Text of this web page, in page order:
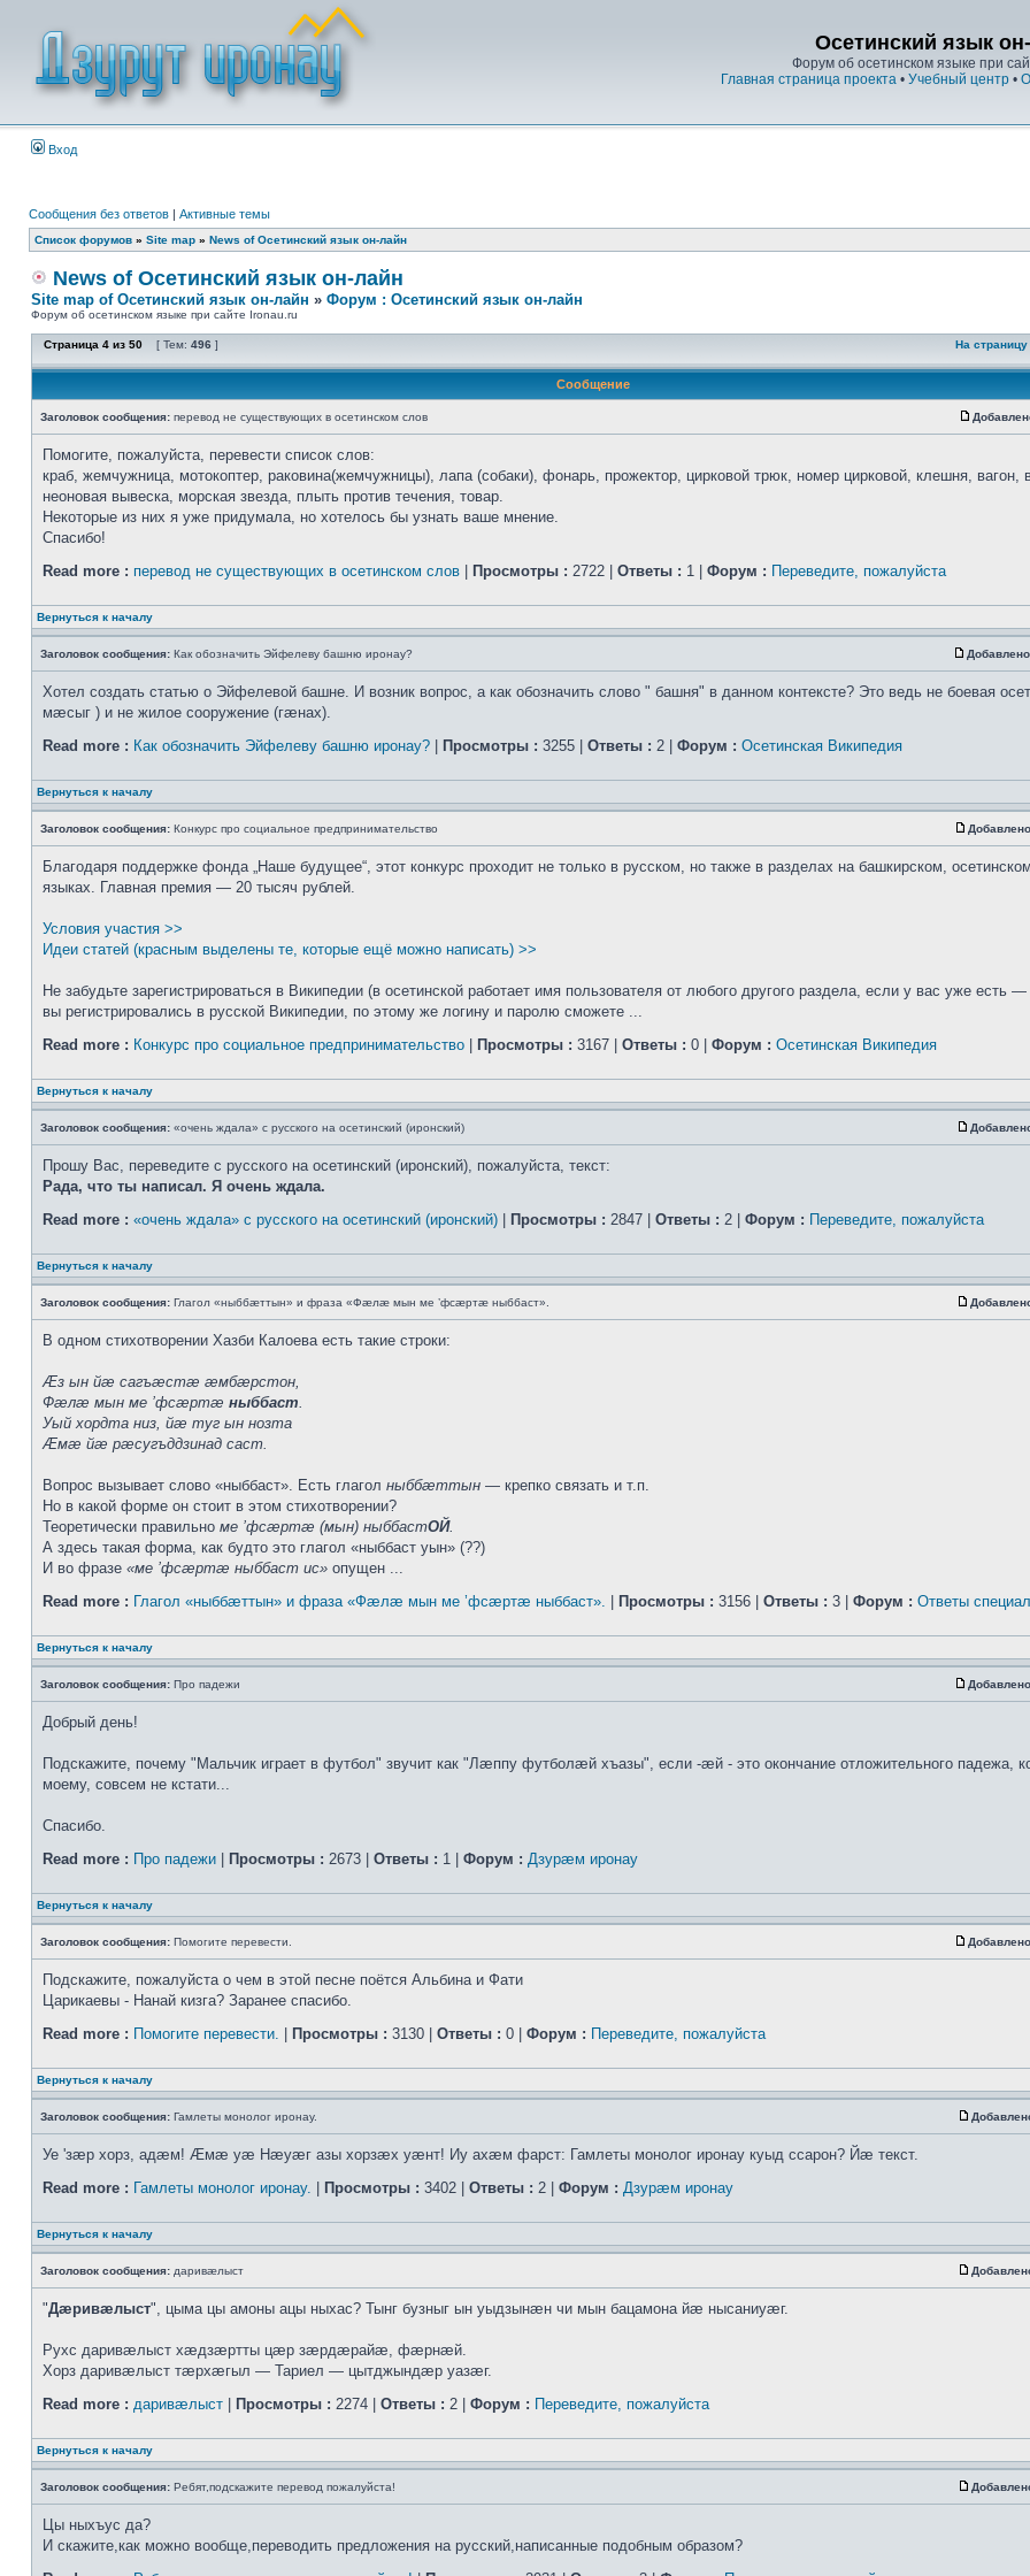
Осетинский язык
Форум об осетинском языке при
Главная страница проекта • Учебный центр •
Вход
Сообщения без ответов | Активные темы
Список форумов » Site map » News of Осетинский язык он-лайн
News of Осетинский язык он-лайн
Site map of Осетинский язык он-лайн » Форум : Осетинский язык он-лайн
Форум об осетинском языке при сайте Ironau.ru
Страница 4 из 50 [ Тем: 496 ] На страницу
Сообщение
Заголовок сообщения: перевод не существующих в осетинском слов
Помогите, пожалуйста, перевести список слов:
краб, жемчужница, мотокоптер, раковина(жемчужницы), лапа (собаки), фонарь, прожектор, цирковой трюк, номер цирковой, клешня, вагон,
неоновая вывеска, морская звезда, плыть против течения, товар.
Некоторые из них я уже придумала, но хотелось бы узнать ваше мнение.
Спасибо!
Read more : перевод не существующих в осетинском слов Просмотры : 2722 | Ответы : 1 | Форум : Переведите, пожалуйста
Вернуться к началу
Заголовок сообщения: Как обозначить Эйфелеву башню иронау?
Хотел создать статью о Эйфелевой башне. И возник вопрос, а как обозначить слово " башня" в данном контексте? Это ведь не боевая
мæсыг ) и не жилое сооружение (гæнах).
Read more : Как обозначить Эйфелеву башню иронау? Просмотры : 3255 | Ответы : 2 | Форум : Осетинская Википедия
Вернуться к началу
Заголовок сообщения: Конкурс про социальное предпринимательство
Благодаря поддержке фонда „Наше будущее“, этот конкурс проходит не только в русском, но также в разделах на башкирском,
языках. Главная премия — 20 тысяч рублей.
Условия участия >>
Идеи статей (красным выделены те, которые ещё можно написать) >>
Не забудьте зарегистрироваться в Википедии (в осетинской работает имя пользователя от любого другого раздела, если у вас уже есть
вы регистрировались в русской Википедии, по этому же логину и паролю сможете ...
Read more : Конкурс про социальное предпринимательство Просмотры : 3167 | Ответы : 0 | Форум : Осетинская Википедия
Вернуться к началу
Заголовок сообщения: «очень ждала» с русского на осетинский (иронский)
Прошу Вас, переведите с русского на осетинский (иронский), пожалуйста, текст:
Рада, что ты написал. Я очень ждала.
Read more : «очень ждала» с русского на осетинский (иронский) Просмотры : 2847 | Ответы : 2 | Форум : Переведите, пожалуйста
Вернуться к началу
Заголовок сообщения: Глагол «ныббæттын» и фраза «Фæлæ мын ме ’фсæртæ ныббаст».
В одном стихотворении Хазби Калоева есть такие строки:
Æз ын йæ сагъæстæ æмбæрстон,
Фæлæ мын ме ’фсæртæ ныббаст.
Уый хордта низ, йæ туг ын нозта
Æмæ йæ рæсугъддзинад саст.
Вопрос вызывает слово «ныббаст». Есть глагол ныббæттын — крепко связать и т.п.
Но в какой форме он стоит в этом стихотворении?
Теоретически правильно ме ’фсæртæ (мын) ныббастОЙ.
А здесь такая форма, как будто это глагол «ныббаст уын» (??)
И во фразе «ме ’фсæртæ ныббаст ис» опущен ...
Read more : Глагол «ныббæттын» и фраза «Фæлæ мын ме ’фсæртæ ныббаст». Просмотры : 3156 | Ответы : 3 | Форум : Ответы
Вернуться к началу
Заголовок сообщения: Про падежи
Добрый день!
Подскажите, почему "Мальчик играет в футбол" звучит как "Лæппу футболæй хъазы", если -æй - это окончание отложительного падежа,
моему, совсем не кстати...
Спасибо.
Read more : Про падежи Просмотры : 2673 | Ответы : 1 | Форум : Дзурæм иронау
Вернуться к началу
Заголовок сообщения: Помогите перевести.
Подскажите, пожалуйста о чем в этой песне поётся Альбина и Фати
Царикаевы - Нанай кизга? Заранее спасибо.
Read more : Помогите перевести. Просмотры : 3130 | Ответы : 0 | Форум : Переведите, пожалуйста
Вернуться к началу
Заголовок сообщения: Гамлеты монолог иронау.
Уе 'зæр хорз, адæм! Æмæ уæ Нæуæг азы хорзæх уæнт! Иу ахæм фарст: Гамлеты монолог иронау куыд ссарон? Йæ текст.
Read more : Гамлеты монолог иронау. Просмотры : 3402 | Ответы : 2 | Форум : Дзурæм иронау
Вернуться к началу
Заголовок сообщения: даривæлыст
"Дæривæлыст", цыма цы амоны ацы ныхас? Тынг бузныг ын уыдзынæн чи мын бацамона йæ нысаниуæг.
Рухс даривæлыст хæдзæртты цæр зæрдæрайæ, фæрнæй.
Хорз даривæлыст тæрхæгыл — Тариел — цытджындæр уазæг.
Read more : даривæлыст Просмотры : 2274 | Ответы : 2 | Форум : Переведите, пожалуйста
Вернуться к началу
Заголовок сообщения: Ребят,подскажите перевод пожалуйста!
Цы ныхъус да?
И скажите,как можно вообще,переводить предложения на русский,написанные подобным образом?